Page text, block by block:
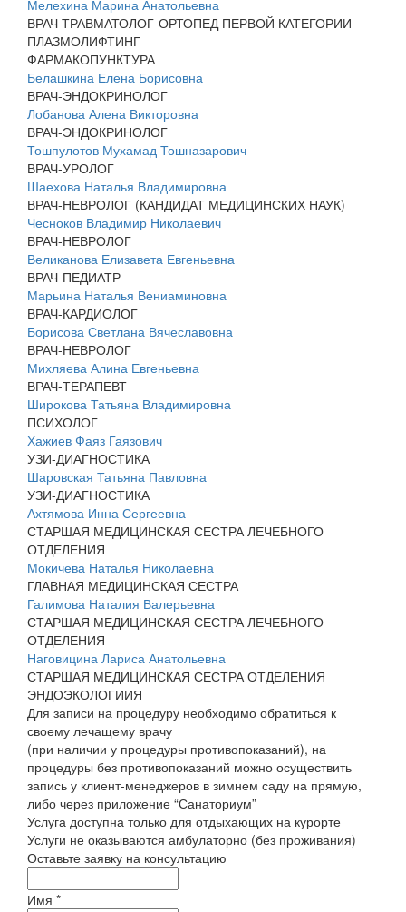
Мелехина Марина Анатольевна
ВРАЧ ТРАВМАТОЛОГ-ОРТОПЕД ПЕРВОЙ КАТЕГОРИИ
ПЛАЗМОЛИФТИНГ
ФАРМАКОПУНКТУРА
Белашкина Елена Борисовна
ВРАЧ-ЭНДОКРИНОЛОГ
Лобанова Алена Викторовна
ВРАЧ-ЭНДОКРИНОЛОГ
Тошпулотов Мухамад Тошназарович
ВРАЧ-УРОЛОГ
Шаехова Наталья Владимировна
ВРАЧ-НЕВРОЛОГ (КАНДИДАТ МЕДИЦИНСКИХ НАУК)
Чесноков Владимир Николаевич
ВРАЧ-НЕВРОЛОГ
Великанова Елизавета Евгеньевна
ВРАЧ-ПЕДИАТР
Марьина Наталья Вениаминовна
ВРАЧ-КАРДИОЛОГ
Борисова Светлана Вячеславовна
ВРАЧ-НЕВРОЛОГ
Михляева Алина Евгеньевна
ВРАЧ-ТЕРАПЕВТ
Широкова Татьяна Владимировна
ПСИХОЛОГ
Хажиев Фаяз Гаязович
УЗИ-ДИАГНОСТИКА
Шаровская Татьяна Павловна
УЗИ-ДИАГНОСТИКА
Ахтямова Инна Сергеевна
СТАРШАЯ МЕДИЦИНСКАЯ СЕСТРА ЛЕЧЕБНОГО
ОТДЕЛЕНИЯ
Мокичева Наталья Николаевна
ГЛАВНАЯ МЕДИЦИНСКАЯ СЕСТРА
Галимова Наталия Валерьевна
СТАРШАЯ МЕДИЦИНСКАЯ СЕСТРА ЛЕЧЕБНОГО
ОТДЕЛЕНИЯ
Наговицина Лариса Анатольевна
СТАРШАЯ МЕДИЦИНСКАЯ СЕСТРА ОТДЕЛЕНИЯ
ЭНДОЭКОЛОГИИЯ
Для записи на процедуру необходимо обратиться к
своему лечащему врачу
(при наличии у процедуры противопоказаний), на
процедуры без противопоказаний можно осуществить
запись у клиент-менеджеров в зимнем саду на прямую,
либо через приложение “Санаториум”
Услуга доступна только для отдыхающих на курорте
Услуги не оказываются амбулаторно (без проживания)
Оставьте заявку на консультацию
Имя *